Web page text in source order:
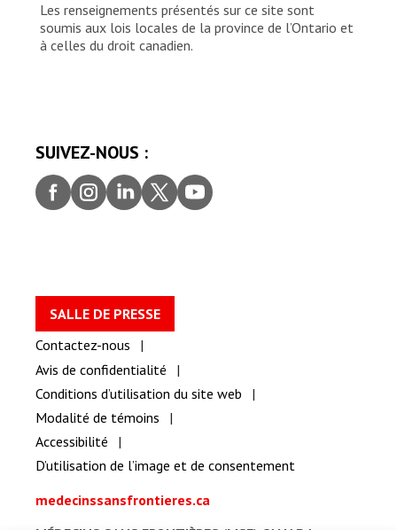
Les renseignements présentés sur ce site sont
soumis aux lois locales de la province de l’Ontario et
à celles du droit canadien.
SUIVEZ-NOUS :
Faceb
ook
Insta
gram
Linke
dIn
Twitt
er
youtu
be
SALLE DE PRESSE
Contactez-nous
Avis de confidentialité
Conditions d’utilisation du site web
Modalité de témoins
Accessibilité
D’utilisation de l’image et de consentement
medecinssansfrontieres.ca